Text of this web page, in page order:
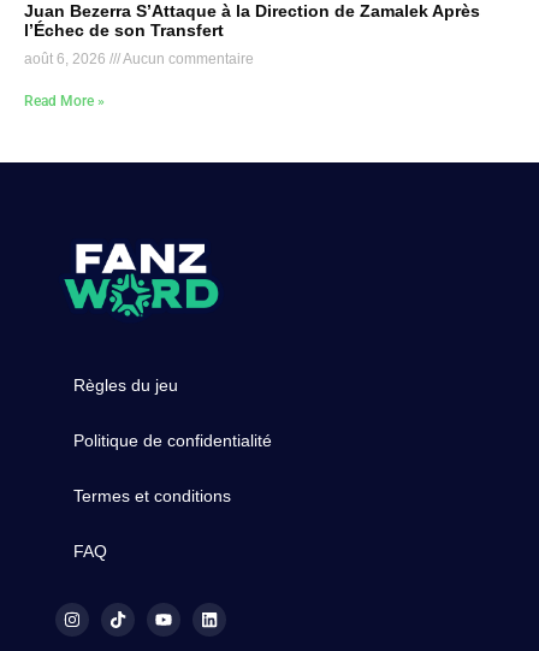
Juan Bezerra S’Attaque à la Direction de Zamalek Après
l’Échec de son Transfert
août 6, 2026 Aucun commentaire
Read More »
Règles du jeu
Politique de confidentialité
Termes et conditions
FAQ